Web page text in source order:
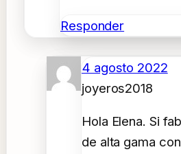
Responder
4 agosto 2022
joyeros2018
Hola Elena. Si
de alta gama